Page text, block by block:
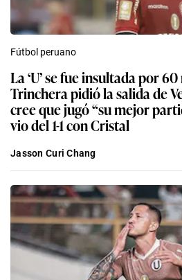
Fútbol peruano
La ‘U’ se fue insultada por
Trinchera pidió la salida de
cree que jugó “su mejor
vio del 1-1 con Cristal
Jasson Curi Chang